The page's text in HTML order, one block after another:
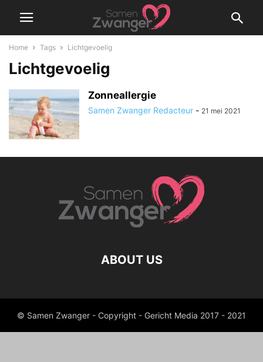
Home Tags Lichtgevoelig
Lichtgevoelig
Zonneallergie
Samen Zwanger Redacteur - 21 mei 2021
ABOUT US
© Samen Zwanger - Copyright - Gericht Media 2017 - 2021